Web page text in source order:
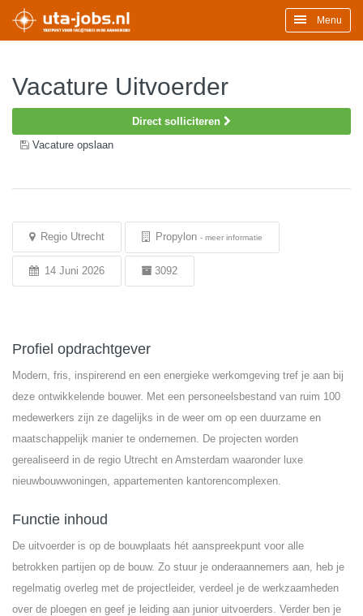
Menu
Vacature Uitvoerder
Direct solliciteren
Vacature opslaan
Regio Utrecht Propylon - meer informatie
14 Juni 2026 3092
Profiel opdrachtgever
Modern, fris, inspirerend en een energieke werkomgeving tref je aan bij
deze ontwikkelende bouwer. Met een personeelsbestand van ruim 100
medewerkers zijn ze dagelijks in de weer om op een duurzame en
maatschappelijk manier te ondernemen. De projecten worden
gerealiseerd in de regio Utrecht en Amsterdam waaronder luxe
nieuwbouwwoningen, appartementen kantorencomplexen.
Functie inhoud
De uitvoerder is op de bouwplaats hét aanspreekpunt voor alle
betrokken partijen op de bouw. Zo stuur je onderaannemers aan, heb je
regelmatig overleg met de projectleider, verdeel je de werkzaamheden
over de ploegen en geef je leiding aan junior uitvoerders. Verder ben je